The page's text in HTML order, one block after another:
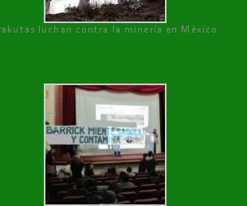
luchan contra la minería en México